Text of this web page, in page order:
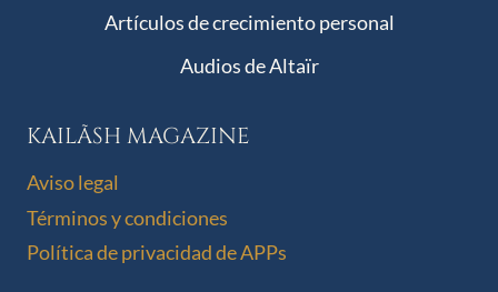
Artículos de crecimiento personal
Audios de Altaïr
KAILÃSH MAGAZINE
Aviso legal
Términos y condiciones
Política de privacidad de APPs